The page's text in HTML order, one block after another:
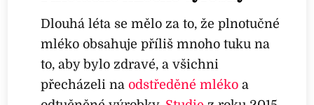
Dlouhá léta se mělo za to, že plnotučné
mléko obsahuje příliš mnoho tuku na
to, aby bylo zdravé, a všichni
přecházeli naodstředěné mléko a